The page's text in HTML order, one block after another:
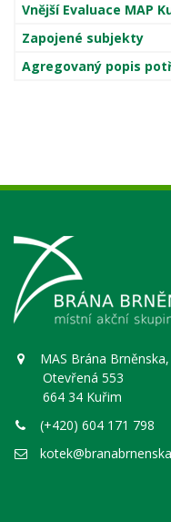
Vnější Evaluace MAP
Zapojené subjekty
Agregovaný popis
MAS Brána Brněnska,
Otevřená 553
664 34 Kuřim
(+420) 604 171 798